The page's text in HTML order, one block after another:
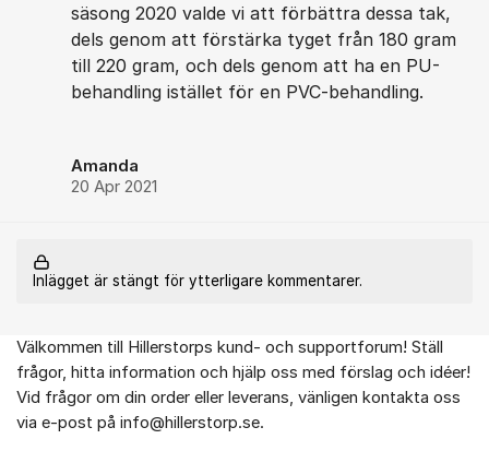
säsong 2020 valde vi att förbättra dessa tak,
dels genom att förstärka tyget från 180 gram
till 220 gram, och dels genom att ha en PU-
behandling istället för en PVC-behandling.
Amanda
20 Apr 2021
Inlägget är stängt för ytterligare kommentarer.
Om forumet
Välkommen till Hillerstorps kund- och supportforum! Ställ
frågor, hitta information och hjälp oss med förslag och idéer!
Vid frågor om din order eller leverans, vänligen kontakta oss
via e-post på info@hillerstorp.se.